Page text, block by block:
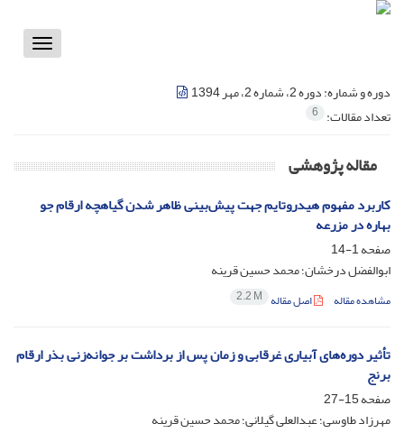
Toggle
دوره و شماره:دوره 2، شماره 2، مهر 1394
تعداد مقالات: 6
مقاله پژوهشی
کاربرد مفهوم هیدروتایم جهت پیش‌بینی ظاهر شدن گیاهچه ارقام جو
بهاره در مزرعه
صفحه1-14
ابوالفضل درخشان؛ محمد حسین قرینه
مشاهده مقاله اصل مقاله 2.2 M
تأثیر دوره‌های آبیاری غرقابی و زمان پس از برداشت بر جوانه‌زنی بذر ارقام
برنج
صفحه15-27
مهرزاد طاوسی؛ عبدالعلی گیلانی؛ محمد حسین قرینه